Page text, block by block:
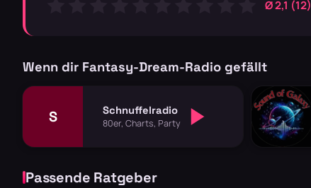
Ø 2,1 (12)
Wenn dir Fantasy-Dream-Radio gefällt
S Schnuffelradio
80er, Charts, Party
Passende Ratgeber